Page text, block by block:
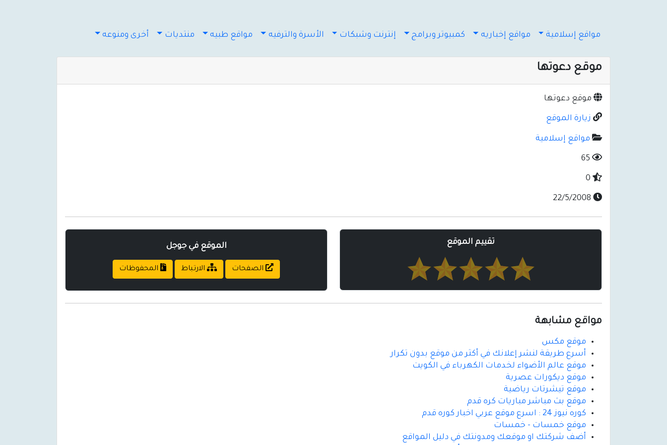
مواقع إسلامية مواقع إخباريه كمبيوتر وبرامج إنترنت وشبكات الأسرة والترفيه مواقع طبيه منتديات أخرى ومنوعه
موقع دعوتها
موقع دعوتها
زيارة الموقع
مواقع إسلامية
تقييم الموقع الموقع في جوجل
الصفحات الارتباط المحفوظات
مواقع مشابهة
موقع مكس
أسرع طريقة لنشر إعلانك في أكثر من موقع بدون تكرار
موقع عالم الأضواء لخدمات الكهرباء في الكويت
موقع ديكورات عصرية
موقع تيشرتات رياضية
موقع بث مباشر مباريات كره قدم
كوره نيوز 24 : اسرع موقع عربي اخبار كوره قدم
موقع خمسات - خمسات
أضف شركتك او موقعك ومدونتك في دليل المواقع